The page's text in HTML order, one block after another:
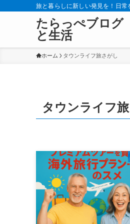
旅と暮らしに新しい発見を！日常
たらっぺブロ
と生活
ホーム タウンライフ旅さがし
タウンライフ